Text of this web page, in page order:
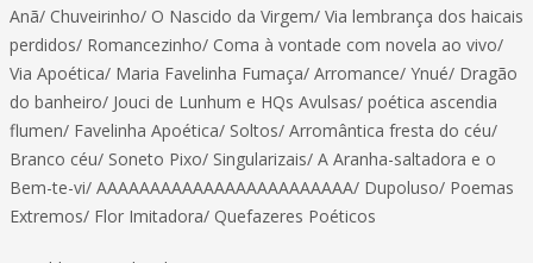
Anã/ Chuveirinho/ O Nascido da Virgem/ Via lembrança dos haicais
perdidos/ Romancezinho/ Coma à vontade com novela ao vivo/
Via Apoética/ Maria Favelinha Fumaça/ Arromance/ Ynué/ Dragão
do banheiro/ Jouci de Lunhum e HQs Avulsas/ poética ascendia
flumen/ Favelinha Apoética/ Soltos/ Arromântica fresta do céu/
Branco céu/ Soneto Pixo/ Singularizais/ A Aranha-saltadora e o
Bem-te-vi/ AAAAAAAAAAAAAAAAAAAAAAAA/ Dupoluso/ Poemas
Extremos/ Flor Imitadora/ Quefazeres Poéticos